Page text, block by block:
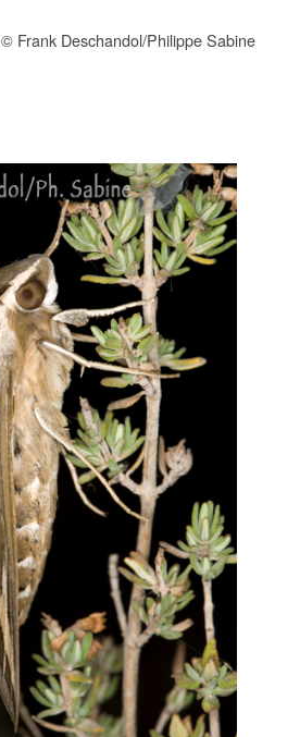
© Frank Deschandol/Philippe Sabine